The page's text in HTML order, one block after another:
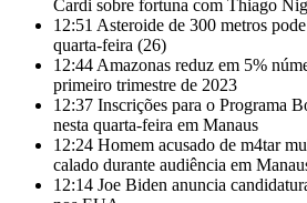
Cardi sobre fortuna com Thiago
12:51 Asteroide de 300 metros
quarta-feira (26)
12:44 Amazonas reduz em 5%
primeiro trimestre de 2023
12:37 Inscrições para o Programa
nesta quarta-feira em Manaus
12:24 Homem acusado de m4tar
calado durante audiência em
12:14 Joe Biden anuncia